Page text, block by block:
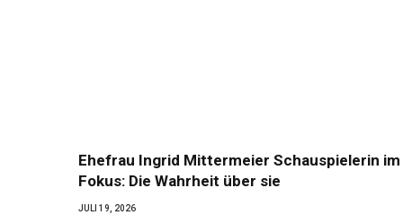
Ehefrau Ingrid Mittermeier Schauspielerin im
Fokus: Die Wahrheit über sie
JULI 19, 2026